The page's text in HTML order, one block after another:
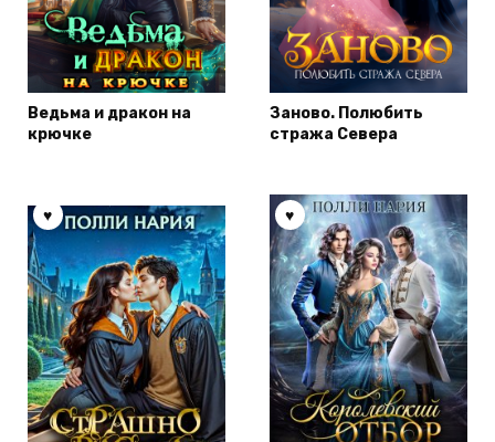
Ведьма и дракон на
крючке
Заново. Полюбить
стража Севера